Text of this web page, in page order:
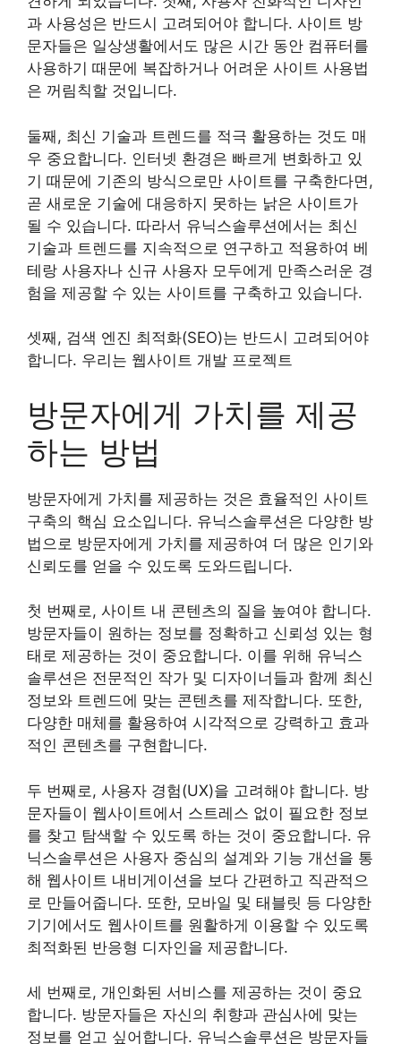
과 사용성은 반드시 고려되어야 합니다. 사이트 방
문자들은 일상생활에서도 많은 시간 동안 컴퓨터를
사용하기 때문에 복잡하거나 어려운 사이트 사용법
은 꺼림칙할 것입니다.
둘째, 최신 기술과 트렌드를 적극 활용하는 것도 매
우 중요합니다. 인터넷 환경은 빠르게 변화하고 있
기 때문에 기존의 방식으로만 사이트를 구축한다면,
곧 새로운 기술에 대응하지 못하는 낡은 사이트가
될 수 있습니다. 따라서 유닉스솔루션에서는 최신
기술과 트렌드를 지속적으로 연구하고 적용하여 베
테랑 사용자나 신규 사용자 모두에게 만족스러운 경
험을 제공할 수 있는 사이트를 구축하고 있습니다.
셋째, 검색 엔진 최적화(SEO)는 반드시 고려되어야
합니다. 우리는 웹사이트 개발 프로젝트
방문자에게 가치를 제공
하는 방법
방문자에게 가치를 제공하는 것은 효율적인 사이트
구축의 핵심 요소입니다. 유닉스솔루션은 다양한 방
법으로 방문자에게 가치를 제공하여 더 많은 인기와
신뢰도를 얻을 수 있도록 도와드립니다.
첫 번째로, 사이트 내 콘텐츠의 질을 높여야 합니다.
방문자들이 원하는 정보를 정확하고 신뢰성 있는 형
태로 제공하는 것이 중요합니다. 이를 위해 유닉스
솔루션은 전문적인 작가 및 디자이너들과 함께 최신
정보와 트렌드에 맞는 콘텐츠를 제작합니다. 또한,
다양한 매체를 활용하여 시각적으로 강력하고 효과
적인 콘텐츠를 구현합니다.
두 번째로, 사용자 경험(UX)을 고려해야 합니다. 방
문자들이 웹사이트에서 스트레스 없이 필요한 정보
를 찾고 탐색할 수 있도록 하는 것이 중요합니다. 유
닉스솔루션은 사용자 중심의 설계와 기능 개선을 통
해 웹사이트 내비게이션을 보다 간편하고 직관적으
로 만들어줍니다. 또한, 모바일 및 태블릿 등 다양한
기기에서도 웹사이트를 원활하게 이용할 수 있도록
최적화된 반응형 디자인을 제공합니다.
세 번째로, 개인화된 서비스를 제공하는 것이 중요
합니다. 방문자들은 자신의 취향과 관심사에 맞는
정보를 얻고 싶어합니다. 유닉스솔루션은 방문자들